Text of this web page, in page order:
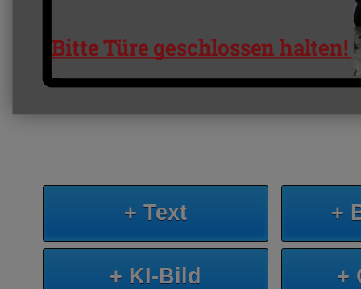
Bitte Türe geschlossen halten!
+ Text +
+ KI-Bild +